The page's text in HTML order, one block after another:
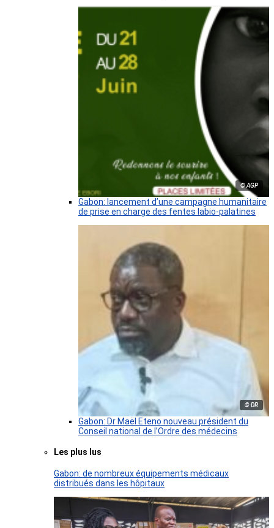
© AGP
Gabon: lancement d’une campagne humanitaire
de prise en charge des fentes labio-palatines
© DR
Gabon: Dr Maël Eteno nouveau président du
Conseil national de l’Ordre des médecins
Les plus lus
Gabon: de nombreux équipements médicaux
distribués dans les hôpitaux